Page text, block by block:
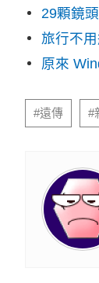
29顆鏡
旅行不
原來
#遠傳 #